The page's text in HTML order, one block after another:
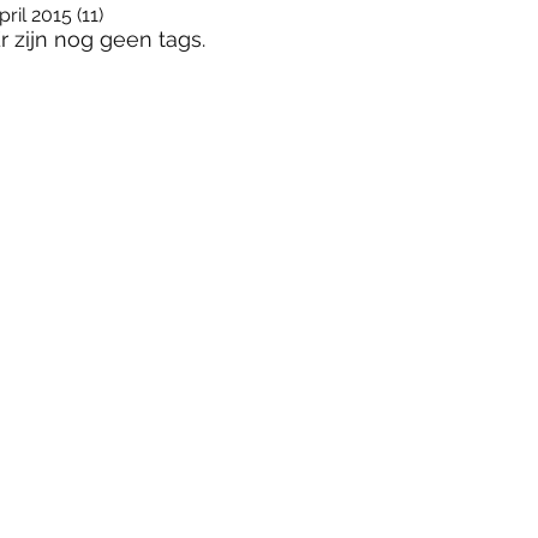
zijn nog geen tags.
2015 (11)